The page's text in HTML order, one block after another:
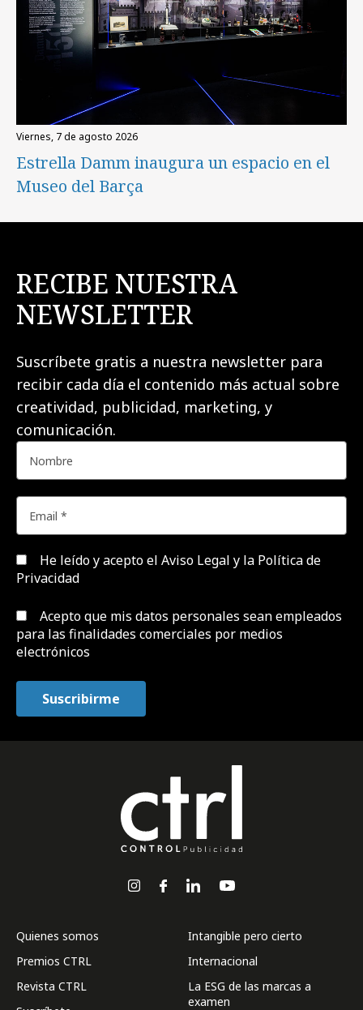
viernes, 7 de agosto 2026
Estrella Damm inaugura un espacio en el
Museo del Barça
RECIBE NUESTRA
NEWSLETTER
Suscríbete gratis a nuestra newsletter para
recibir cada día el contenido más actual sobre
creatividad, publicidad, marketing, y
comunicación.
He leído y acepto el Aviso Legal y la Política de
Privacidad
Acepto que mis datos personales sean empleados
para las finalidades comerciales por medios
electrónicos
Quienes somos
Premios CTRL
Revista CTRL
Intangible pero cierto
Internacional
La ESG de las marcas a
examen